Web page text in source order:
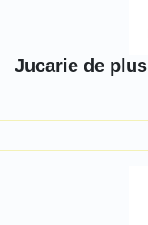
Jucarie de